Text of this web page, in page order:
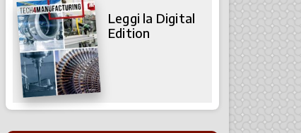
Leggi la Digital
Edition